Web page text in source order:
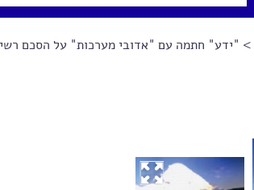
> "ידע" חתמה עם "אדובי מערכות" על הסכם